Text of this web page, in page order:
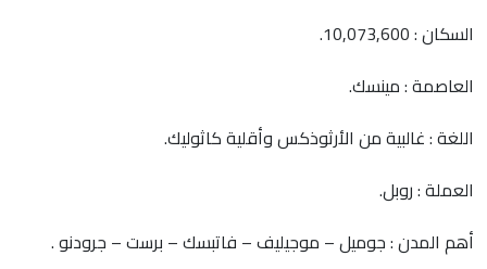
السكان : 10,073,600.
العاصمة : مينسك.
اللغة : غالبية من الأرثوذكس وأقلية كاثوليك.
العملة : روبل.
أهم المدن : جوميل – موجيليف – فاتبسك – برست – جرودنو .